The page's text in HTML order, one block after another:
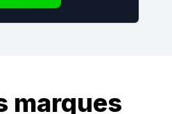
marques